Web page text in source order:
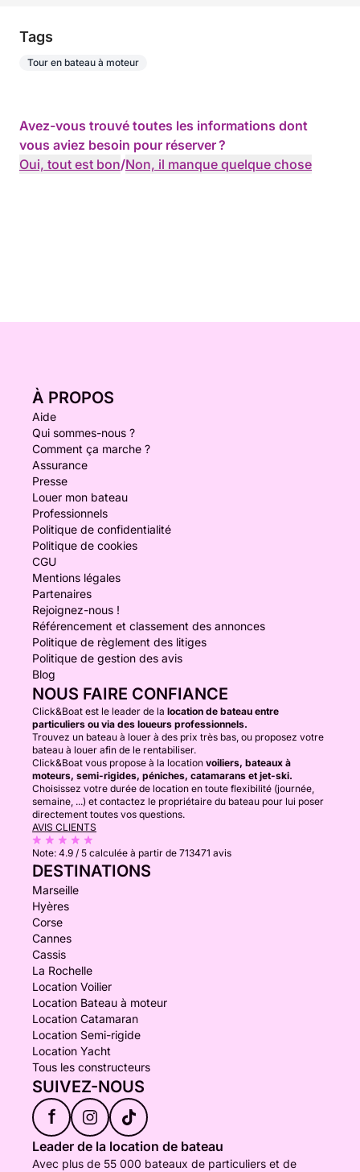
Tags
Tour en bateau à moteur
Avez-vous trouvé toutes les informations dont
vous aviez besoin pour réserver ?
Oui, tout est bon/Non, il manque quelque chose
À PROPOS
Aide
Qui sommes-nous ?
Comment ça marche ?
Assurance
Presse
Louer mon bateau
Professionnels
Politique de confidentialité
Politique de cookies
CGU
Mentions légales
Partenaires
Rejoignez-nous !
Référencement et classement des annonces
Politique de règlement des litiges
Politique de gestion des avis
Blog
NOUS FAIRE CONFIANCE
Click&Boat est le leader de la location de bateau entre
particuliers ou via des loueurs professionnels.
Trouvez un bateau à louer à des prix très bas, ou proposez votre
bateau à louer afin de le rentabiliser.
Click&Boat vous propose à la location voiliers, bateaux à
moteurs, semi-rigides, péniches, catamarans et jet-ski.
Choisissez votre durée de location en toute flexibilité (journée,
semaine, ...) et contactez le propriétaire du bateau pour lui poser
directement toutes vos questions.
AVIS CLIENTS
Note: 4.9 / 5 calculée à partir de 713471 avis
DESTINATIONS
Marseille
Hyères
Corse
Cannes
Cassis
La Rochelle
Location Voilier
Location Bateau à moteur
Location Catamaran
Location Semi-rigide
Location Yacht
Tous les constructeurs
SUIVEZ-NOUS
f
Leader de la location de bateau
Avec plus de 55 000 bateaux de particuliers et de